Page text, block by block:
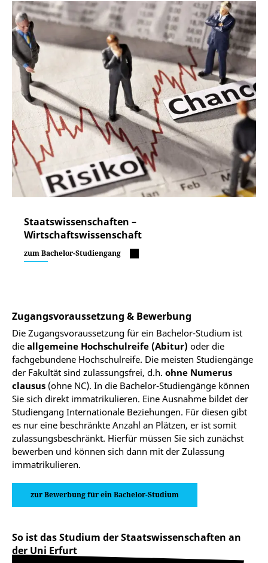
Staatswissenschaften –
Wirtschaftswissenschaft
zum Bachelor-Studiengang
Zugangsvoraussetzung & Bewerbung
Die Zugangsvoraussetzung für ein Bachelor-Studium ist
die allgemeine Hochschulreife (Abitur) oder die
fachgebundene Hochschulreife. Die meisten Studiengänge
der Fakultät sind zulassungsfrei, d.h. ohne Numerus
clausus (ohne NC). In die Bachelor-Studiengänge können
Sie sich direkt immatrikulieren. Eine Ausnahme bildet der
Studiengang Internationale Beziehungen. Für diesen gibt
es nur eine beschränkte Anzahl an Plätzen, er ist somit
zulassungsbeschränkt. Hierfür müssen Sie sich zunächst
bewerben und können sich dann mit der Zulassung
immatrikulieren.
zur Bewerbung für ein Bachelor-Studium
So ist das Studium der Staatswissenschaften an
der Uni Erfurt